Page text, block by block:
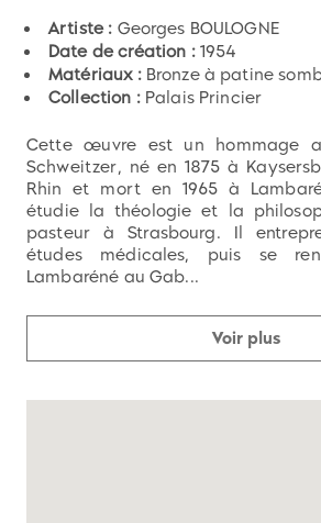
Artiste : Georges BOULOGNE
Date de création : 1954
Matériaux : Bronze à patine
Collection : Palais Princier
Cette œuvre est un hommage
Schweitzer, né en 1875 à
Rhin et mort en 1965 à
étudie la théologie et la
pasteur à Strasbourg. Il
études médicales, puis se
Lambaréné au Gab...
Voir plus